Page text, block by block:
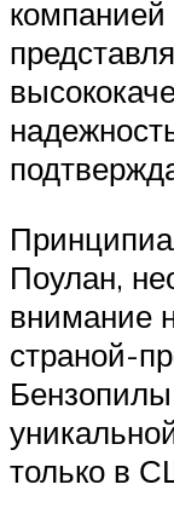
Поулан,
внимание
страной-
Бензопилы
только в